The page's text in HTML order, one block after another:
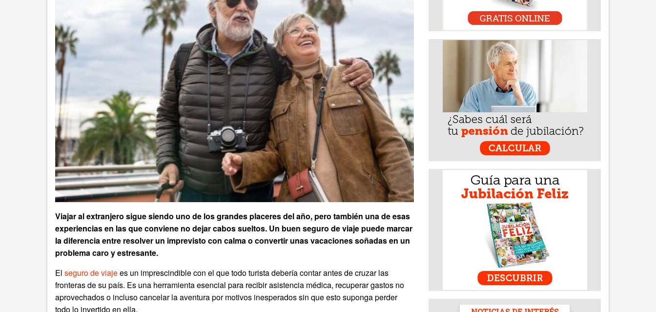
Viajar al extranjero sigue siendo uno de los grandes placeres del año, pero también una de esas
experiencias en las que conviene no dejar cabos sueltos. Un buen seguro de viaje puede marcar
la diferencia entre resolver un imprevisto con calma o convertir unas vacaciones soñadas en un
problema caro y estresante.
El seguro de viajees un imprescindible con el que todo turista debería contar antes de cruzar las
fronteras de su país. Es una herramienta esencial para recibir asistencia médica, recuperar gastos no
aprovechados o incluso cancelar la aventura por motivos inesperados sin que esto suponga perder
todo lo invertido en ella.